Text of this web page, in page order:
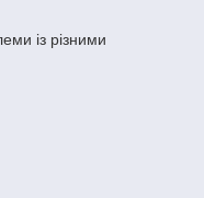
із різними